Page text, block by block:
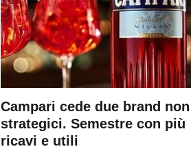
Campari cede due brand non
strategici. Semestre con più
ricavi e utili